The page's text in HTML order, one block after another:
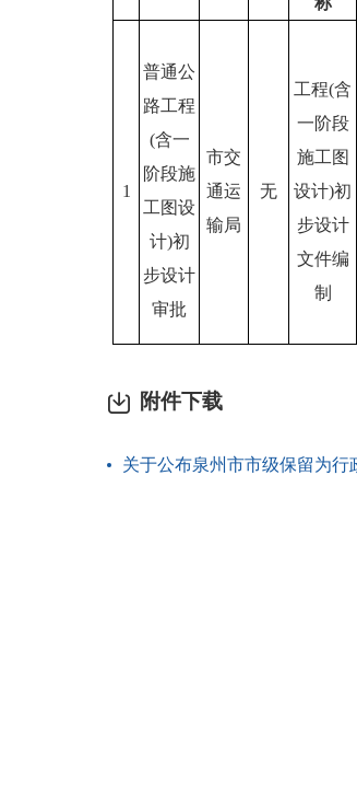
1
普通公
路工程
(含一
阶段施
工图设
计)初
步设计
审批
市交
通运
输局
无
工程(含
一阶段
施工图
设计)初
步设计
文件编
制
附件下载
关于公布泉州市市级保留为